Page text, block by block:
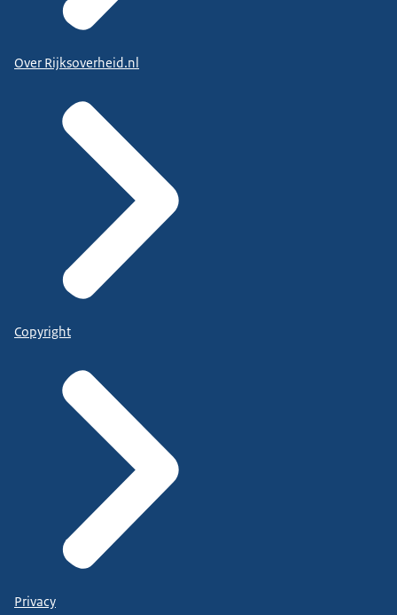
Over Rijksoverheid.nl
Copyright
Privacy